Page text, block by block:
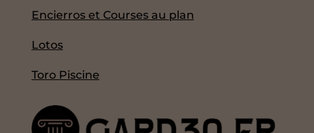
Encierros et Courses au plan
Lotos
Toro Piscine